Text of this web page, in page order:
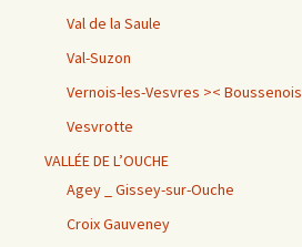
Val de la Saule
Val-Suzon
Vernois-les-Vesvres >< Boussenois
Vesvrotte
VALLÉE DE L’OUCHE
Agey _ Gissey-sur-Ouche
Croix Gauveney